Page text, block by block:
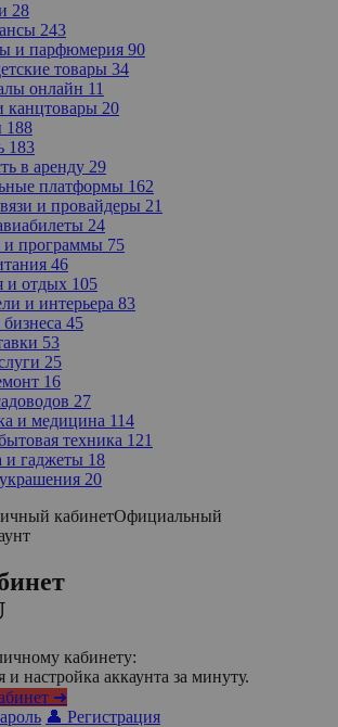
28
243
и парфюмерия 90
товары 34
онлайн 11
канцтовары 20
188
183
в аренду 29
платформы 162
и провайдеры 21
24
программы 75
46
и отдых 105
и интерьера 83
45
53
25
16
27
и медицина 114
техника 121
и гаджеты 18
20
Официальный
кабинету:
и настройка аккаунта за минуту.
➜
👤 Регистрация